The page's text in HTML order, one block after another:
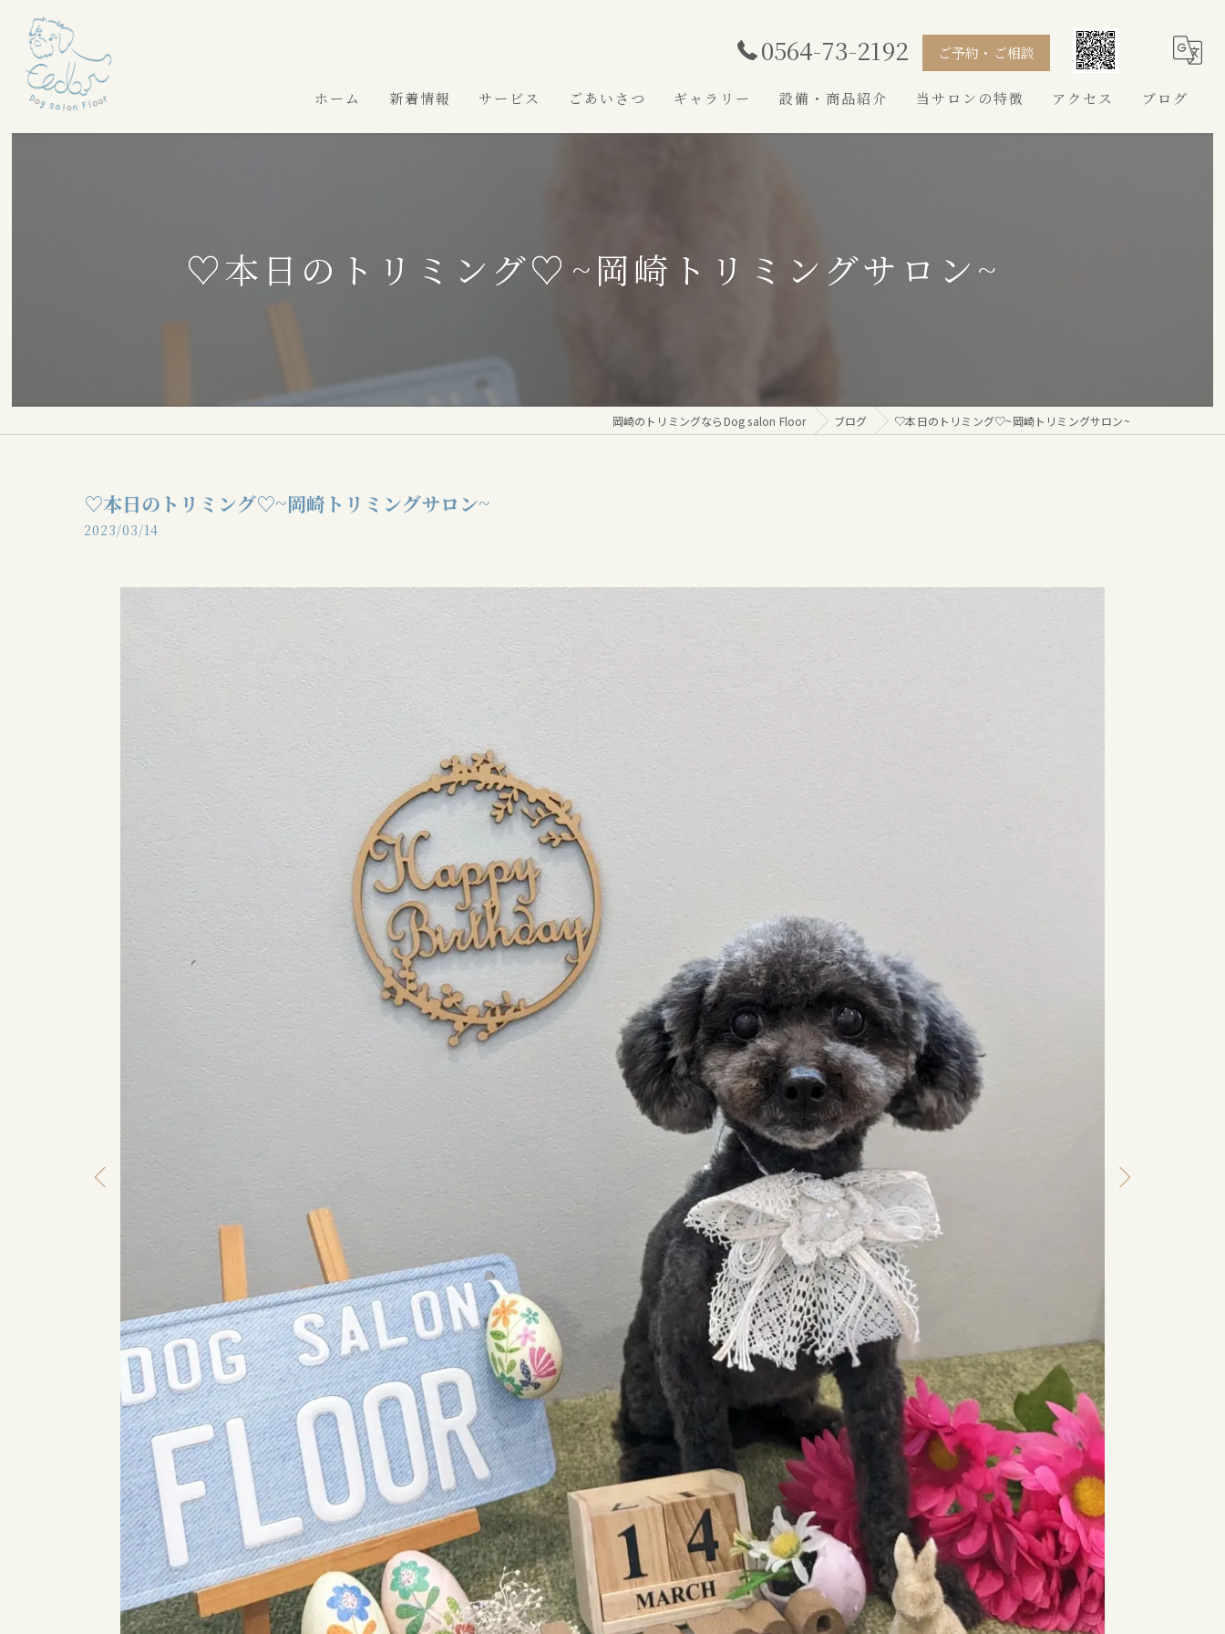
0564-73-2192 ご予約・ご相談
ホーム 新着情報 サービス ごあいさつ ギャラリー 設備・商品紹介 当サロンの特徴
シュナウザー
アクセス ブログ
♡本日のトリミング♡⁠~岡崎トリミングサロン~
岡崎のトリミングならDog salon Floor ブログ ♡本日のトリミング♡⁠~岡崎トリミングサロン~
♡本日のトリミング♡⁠~岡崎トリミングサロン~
2023/03/14